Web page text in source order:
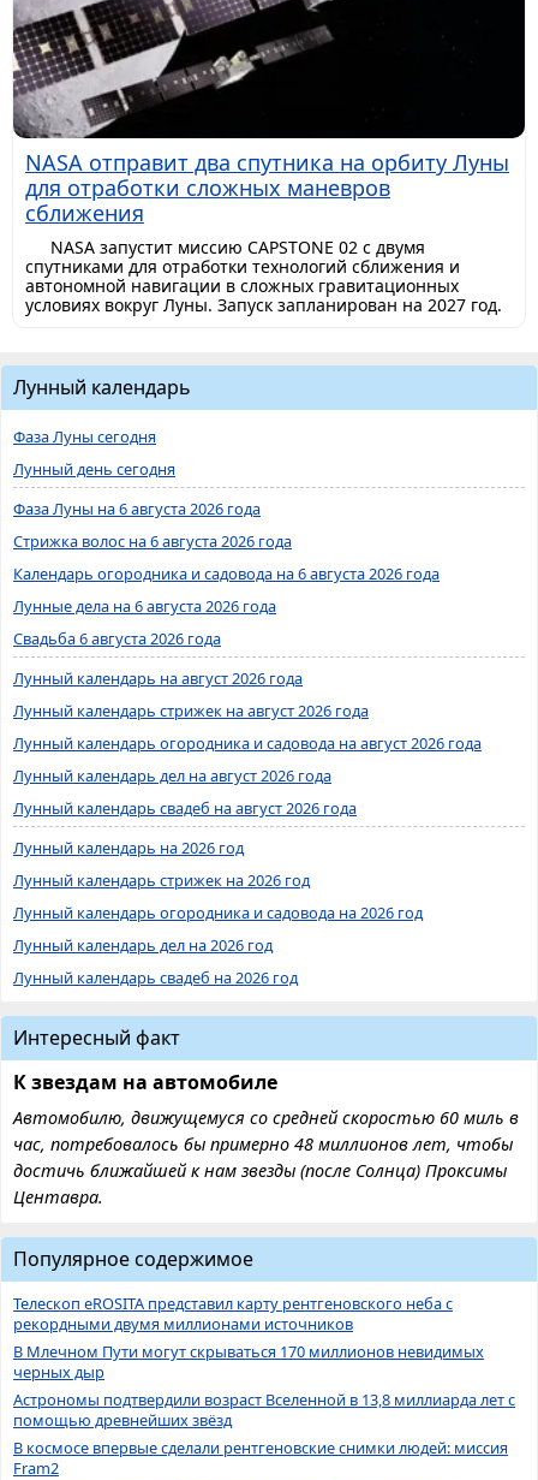
NASA отправит два спутника на орбиту Луны
для отработки сложных маневров
сближения
NASA запустит миссию CAPSTONE 02 с двумя
спутниками для отработки технологий сближения и
автономной навигации в сложных гравитационных
условиях вокруг Луны. Запуск запланирован на 2027 год.
Лунный календарь
Фаза Луны сегодня
Лунный день сегодня
Фаза Луны на 6 августа 2026 года
Стрижка волос на 6 августа 2026 года
Календарь огородника и садовода на 6 августа 2026 года
Лунные дела на 6 августа 2026 года
Свадьба 6 августа 2026 года
Лунный календарь на август 2026 года
Лунный календарь стрижек на август 2026 года
Лунный календарь огородника и садовода на август 2026 года
Лунный календарь дел на август 2026 года
Лунный календарь свадеб на август 2026 года
Лунный календарь на 2026 год
Лунный календарь стрижек на 2026 год
Лунный календарь огородника и садовода на 2026 год
Лунный календарь дел на 2026 год
Лунный календарь свадеб на 2026 год
Интересный факт
К звездам на автомобиле
Автомобилю, движущемуся со средней скоростью 60 миль в
час, потребовалось бы примерно 48 миллионов лет, чтобы
достичь ближайшей к нам звезды (после Солнца) Проксимы
Центавра.
Популярное содержимое
Телескоп eROSITA представил карту рентгеновского неба с
рекордными двумя миллионами источников
В Млечном Пути могут скрываться 170 миллионов невидимых
черных дыр
Астрономы подтвердили возраст Вселенной в 13,8 миллиарда лет с
помощью древнейших звёзд
В космосе впервые сделали рентгеновские снимки людей: миссия
Fram2